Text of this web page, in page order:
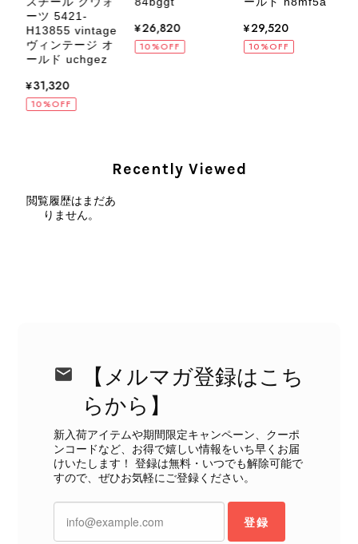
2026/08/05
外装内装ともにAランクの商品を購入しました。 しかし、実際に
届いた商品は、写真には写っていない内側の蛇腹部分と全面ポケ
断できない状態の商品が届きとても残念です。 決して安い買い物
ではなかったため、ショックも大きかったです。 私は今後こちら
で購入することはないですが、同じような思いをする購入者が出
て写真や説明で分かるよう改善していただきたいです。
この度は、楽しみにお待ちいただいた
商品で、衛生面へのご不安を含め、残
念な思いをおかけしましたこと、心よ
りお詫び申し上げます。お受け取りに
ーツ 5421-
H13855 vintage
ヴィンテージ オ
ールド uchgez
¥31,320
10%OFF
¥26,820
10%OFF
¥29,520
10%OFF
Recently Viewed
閲覧履歴はまだあ
りません。
【メルマガ登録はこち
らから】
新入荷アイテムや期間限定キャンペーン、クーポ
ンコードなど、お得で嬉しい情報をいち早くお届
けいたします！ 登録は無料・いつでも解除可能で
すので、ぜひお気軽にご登録ください。
登録